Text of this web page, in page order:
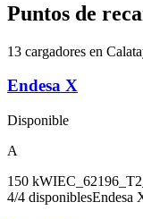
Puntos de
13 cargadores en
Endesa X
Disponible
A
150 kW
4/4 disponiblesEndesa